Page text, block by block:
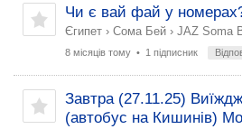
Чи є вай фай у
Єгипет › Сома Бей › JAZ Soma
8 місяців тому • 1 підписник
Завтра (27.11.25)
(автобус на Кишинів)